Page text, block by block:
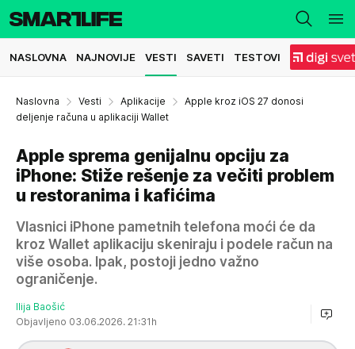
NASLOVNA NAJNOVIJE VESTI SAVETI TESTOVI
Naslovna Vesti Aplikacije
Apple kroz iOS 27 donosi
deljenje računa u aplikaciji Wallet
Apple sprema genijalnu opciju za
iPhone: Stiže rešenje za večiti problem
u restoranima i kafićima
Vlasnici iPhone pametnih telefona moći će da
kroz Wallet aplikaciju skeniraju i podele račun na
više osoba. Ipak, postoji jedno važno
ograničenje.
Ilija Baošić
Objavljeno 03.06.2026. 21:31h